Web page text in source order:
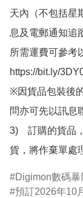
天內（不包括星
息及電郵通知追
所需運費可參考
https://bit.ly/
※因貨品包裝後
問亦可先以訊息
3)　訂購的貨品
貨，將作棄單處
Digimon數碼暴
預訂2026年10